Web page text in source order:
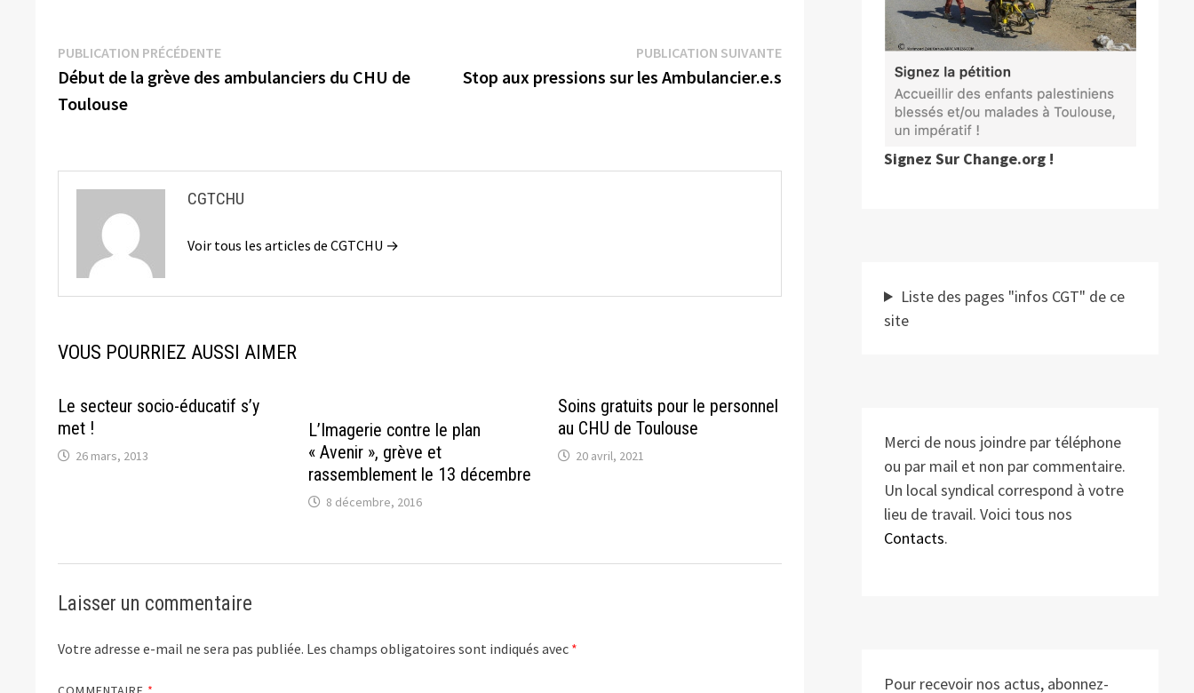
Navigation
de
PUBLICATION PRÉCÉDENTEPublication
précédente :
Début de la grève des ambulanciers du CHU de
Toulouse
PUBLICATION SUIVANTEPublication
suivante :
Stop aux pressions sur les Ambulancier.e.s
CGTCHU
Voir tous les articles de CGTCHU →
VOUS POURRIEZ AUSSI AIMER
Le secteur socio-éducatif s’y
met !
26 mars, 2013
L’Imagerie contre le plan
« Avenir », grève et
rassemblement le 13 décembre
8 décembre, 2016
Soins gratuits pour le personnel
au CHU de Toulouse
20 avril, 2021
Laisser un commentaire
Votre adresse e-mail ne sera pas publiée. Les champs obligatoires sont indiqués avec *
Signez Sur Change.org !
Liste des pages "infos CGT" de ce
site
Merci de nous joindre par téléphone
ou par mail et non par commentaire.
Un local syndical correspond à votre
lieu de travail. Voici tous nos
Contacts.
Pour recevoir nos actus, abonnez-